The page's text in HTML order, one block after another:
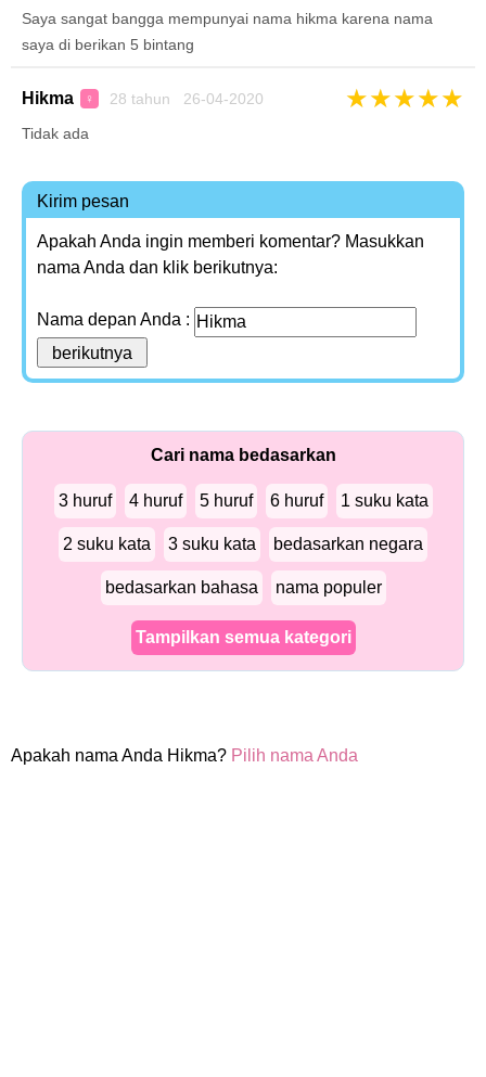
Saya sangat bangga mempunyai nama hikma karena nama
saya di berikan 5 bintang
Hikma ♀ 28 tahun 26-04-2020 ★★★★★
Tidak ada
Kirim pesan
Apakah Anda ingin memberi komentar? Masukkan
nama Anda dan klik berikutnya:
Nama depan Anda :
Cari nama bedasarkan
3 huruf 4 huruf 5 huruf 6 huruf 1 suku kata
2 suku kata 3 suku kata bedasarkan negara
bedasarkan bahasa nama populer
Tampilkan semua kategori
Apakah nama Anda Hikma? Pilih nama Anda